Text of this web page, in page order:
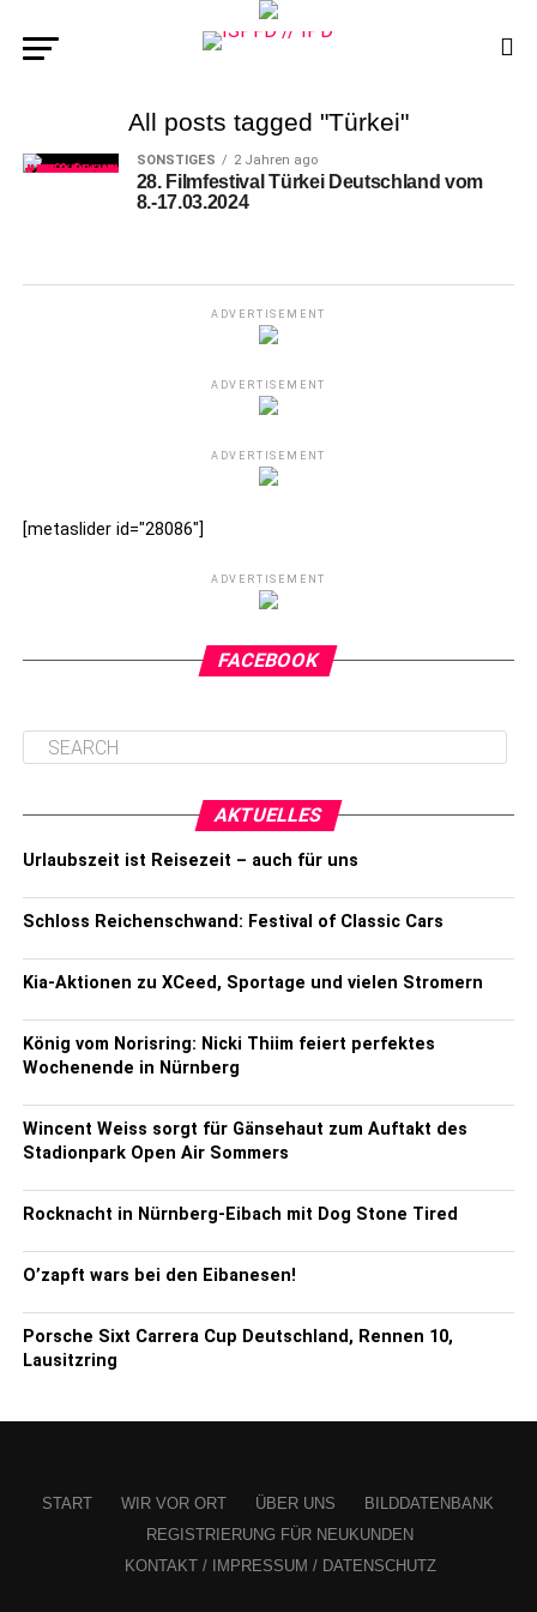
All posts tagged "Türkei"
SONSTIGES 2 Jahren ago
28. Filmfestival Türkei Deutschland vom
8.-17.03.2024
ADVERTISEMENT
ADVERTISEMENT
ADVERTISEMENT
[metaslider id="28086"]
ADVERTISEMENT
FACEBOOK
AKTUELLES
Urlaubszeit ist Reisezeit – auch für uns
Schloss Reichenschwand: Festival of Classic Cars
Kia-Aktionen zu XCeed, Sportage und vielen Stromern
König vom Norisring: Nicki Thiim feiert perfektes
Wochenende in Nürnberg
Wincent Weiss sorgt für Gänsehaut zum Auftakt des
Stadionpark Open Air Sommers
Rocknacht in Nürnberg-Eibach mit Dog Stone Tired
O’zapft wars bei den Eibanesen!
Porsche Sixt Carrera Cup Deutschland, Rennen 10,
Lausitzring
START WIR VOR ORT ÜBER UNS
BILDDATENBANK
REGISTRIERUNG FÜR NEUKUNDEN
KONTAKT / IMPRESSUM / DATENSCHUTZ